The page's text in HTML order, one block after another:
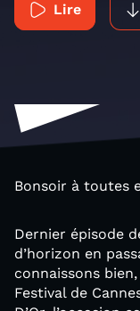
Lire
Bonsoir à toutes
Dernier épisode
d’horizon en
connaissons
Festival de